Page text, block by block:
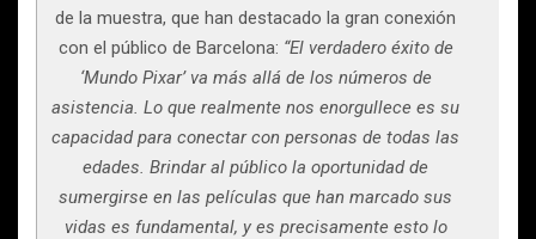
de la muestra, que han destacado la gran conexión
con el público de Barcelona: “El verdadero éxito de
‘Mundo Pixar’ va más allá de los números de
asistencia. Lo que realmente nos enorgullece es su
capacidad para conectar con personas de todas las
edades. Brindar al público la oportunidad de
sumergirse en las películas que han marcado sus
vidas es fundamental, y es precisamente esto lo